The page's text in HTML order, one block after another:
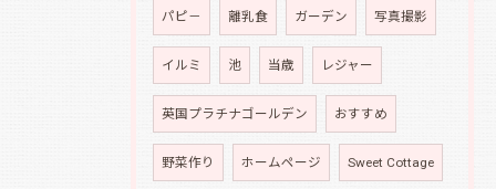
パピ－ 離乳食 ガーデン 写真撮影
イルミ 池 当歳 レジャー
英国プラチナゴールデン おすすめ
野菜作り ホームページ Sweet Cottage